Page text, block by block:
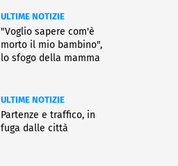
ULTIME NOTIZIE
"Voglio sapere com'è
morto il mio bambino",
lo sfogo della mamma
ULTIME NOTIZIE
Partenze e traffico, in
fuga dalle città